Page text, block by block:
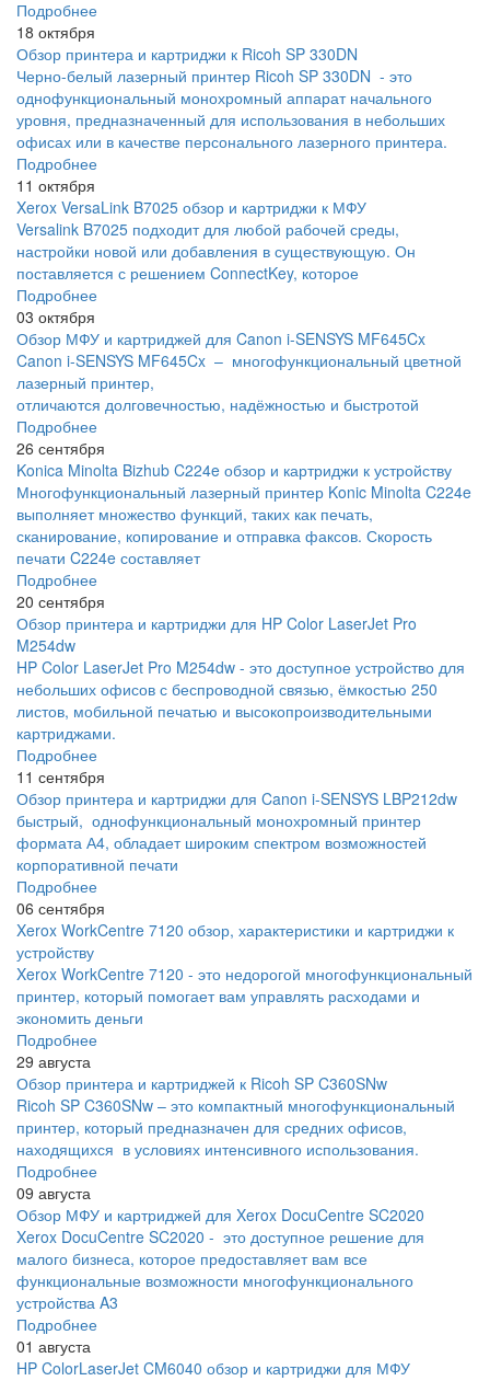
Подробнее
18 октября
Обзор принтера и картриджи к Ricoh SP 330DN
Черно-белый лазерный принтер Ricoh SP 330DN - это
однофункциональный монохромный аппарат начального
уровня, предназначенный для использования в небольших
офисах или в качестве персонального лазерного принтера.
Подробнее
11 октября
Xerox VersaLink B7025 обзор и картриджи к МФУ
Versalink B7025 подходит для любой рабочей среды,
настройки новой или добавления в существующую. Он
поставляется с решением ConnectKey, которое
Подробнее
03 октября
Обзор МФУ и картриджей для Canon i-SENSYS MF645Cx
Canon i-SENSYS MF645Cx – многофункциональный цветной
лазерный принтер,
отличаются долговечностью, надёжностью и быстротой
Подробнее
26 сентября
Konica Minolta Bizhub C224e обзор и картриджи к устройству
Многофункциональный лазерный принтер Konic Minolta C224e
выполняет множество функций, таких как печать,
сканирование, копирование и отправка факсов. Скорость
печати C224e составляет
Подробнее
20 сентября
Обзор принтера и картриджи для HP Color LaserJet Pro
M254dw
HP Color LaserJet Pro M254dw - это доступное устройство для
небольших офисов с беспроводной связью, ёмкостью 250
листов, мобильной печатью и высокопроизводительными
картриджами.
Подробнее
11 сентября
Обзор принтера и картриджи для Canon i-SENSYS LBP212dw
быстрый, однофункциональный монохромный принтер
формата А4, обладает широким спектром возможностей
корпоративной печати
Подробнее
06 сентября
Xerox WorkCentre 7120 обзор, характеристики и картриджи к
устройству
Xerox WorkCentre 7120 - это недорогой многофункциональный
принтер, который помогает вам управлять расходами и
экономить деньги
Подробнее
29 августа
Обзор принтера и картриджей к Ricoh SP C360SNw
Ricoh SP C360SNw – это компактный многофункциональный
принтер, который предназначен для средних офисов,
находящихся в условиях интенсивного использования.
Подробнее
09 августа
Обзор МФУ и картриджей для Xerox DocuCentre SC2020
Xerox DocuCentre SC2020 - это доступное решение для
малого бизнеса, которое предоставляет вам все
функциональные возможности многофункционального
устройства A3
Подробнее
01 августа
HP ColorLaserJet CM6040 обзор и картриджи для МФУ